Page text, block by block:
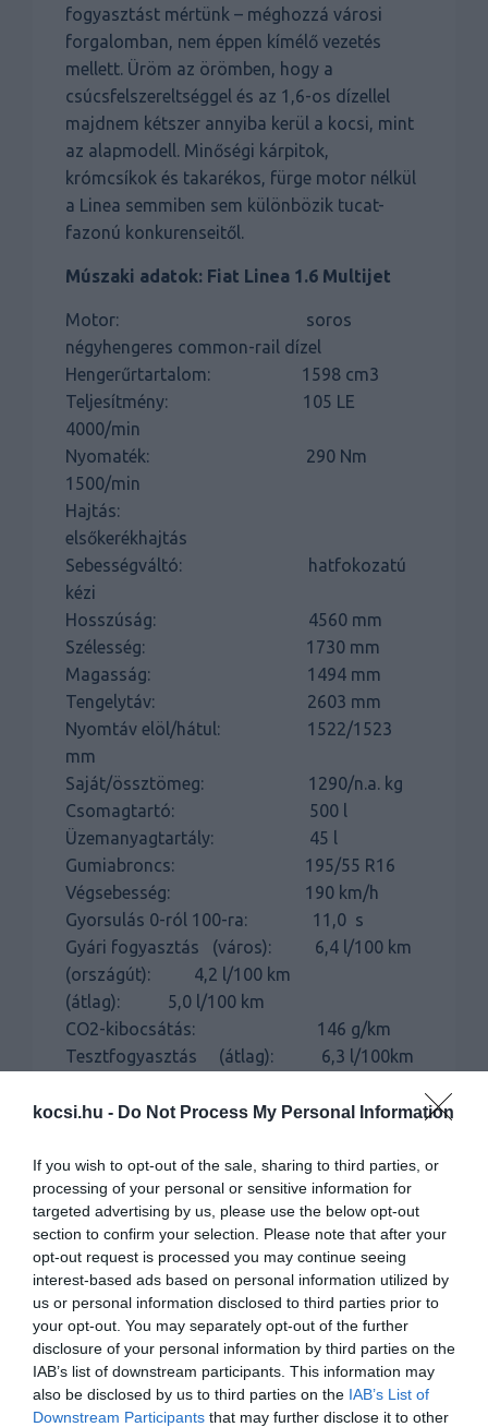
kocsi.hu - Do Not Process My Personal Information
If you wish to opt-out of the sale, sharing to third parties, or
processing of your personal or sensitive information for
targeted advertising by us, please use the below opt-out
section to confirm your selection. Please note that after your
opt-out request is processed you may continue seeing
interest-based ads based on personal information utilized by
us or personal information disclosed to third parties prior to
your opt-out. You may separately opt-out of the further
disclosure of your personal information by third parties on the
IAB’s list of downstream participants. This information may
also be disclosed by us to third parties on the IAB’s List of
Downstream Participants that may further disclose it to other
fogyasztást mértünk – méghozzá városi
forgalomban, nem éppen kímélő vezetés
mellett. Üröm az örömben, hogy a
csúcsfelszereltséggel és az 1,6-os dízellel
majdnem kétszer annyiba kerül a kocsi, mint
az alapmodell. Minőségi kárpitok,
krómcsíkok és takarékos, fürge motor nélkül
a Linea semmiben sem különbözik tucat-
fazonú konkurenseitől.
Múszaki adatok: Fiat Linea 1.6 Multijet
Motor: soros
négyhengeres common-rail dízel
Hengerűrtartalom: 1598 cm3
Teljesítmény: 105 LE
4000/min
Nyomaték: 290 Nm
1500/min
Hajtás:
elsőkerékhajtás
Sebességváltó: hatfokozatú
kézi
Hosszúság: 4560 mm
Szélesség: 1730 mm
Magasság: 1494 mm
Tengelytáv: 2603 mm
Nyomtáv elöl/hátul: 1522/1523
mm
Saját/össztömeg: 1290/n.a. kg
Csomagtartó: 500 l
Üzemanyagtartály: 45 l
Gumiabroncs: 195/55 R16
Végsebesség: 190 km/h
Gyorsulás 0-ról 100-ra: 11,0 s
Gyári fogyasztás (város): 6,4 l/100 km
(országút): 4,2 l/100 km
(átlag): 5,0 l/100 km
CO2-kibocsátás: 146 g/km
Tesztfogyasztás (átlag): 6,3 l/100km
pontatlan kormánymű